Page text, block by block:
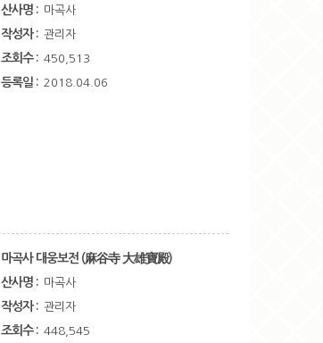
산사명 : 마곡사
작성자 : 관리자
조회수 : 450,513
등록일 : 2018.04.06
마곡사 대웅보전 (麻谷寺 大雄寶殿)
산사명 : 마곡사
작성자 : 관리자
조회수 : 448,545